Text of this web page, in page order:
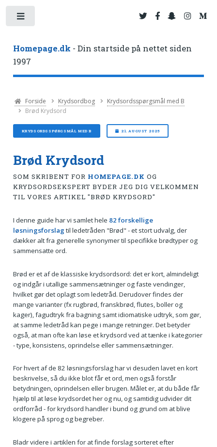
Homepage.dk - Din startside på nettet siden
1997
Forside Krydsordbog
Krydsordsspørgsmål med B
Brød Krydsord
KRYDSORDSSPØRGSMÅL MED B 21. AUGUST 2025
Brød Krydsord
SOM SKRIBENT FOR HOMEPAGE.DK OG
KRYDSORDSEKSPERT BYDER JEG DIG VELKOMMEN
TIL VORES ARTIKEL "BRØD KRYDSORD"
I denne guide har vi samlet hele 82 forskellige
løsningsforslag til ledetråden "Brød" - et stort udvalg, der
dækker alt fra generelle synonymer til specifikke brødtyper og
sammensatte ord.
Brød er et af de klassiske krydsordsord: det er kort, almindeligt
og indgår i utallige sammensætninger og faste vendinger,
hvilket gør det oplagt som ledetråd. Derudover findes der
mange varianter (fx rugbrød, franskbrød, flutes, boller og
kager), fagudtryk fra bagning samt idiomatiske udtryk, som gør,
at samme ledetråd kan pege i mange retninger. Det betyder
også, at man ofte kan løse et krydsord ved at tænke i kategorier
- type, konsistens, oprindelse eller sammensætninger.
For hvert af de 82 løsningsforslag har vi desuden lavet en kort
beskrivelse, så du ikke blot får et ord, men også forstår
betydningen, oprindelsen eller brugen. Målet er, at du både får
hjælp til at løse krydsordet her og nu, og samtidig udvider dit
ordforråd - for krydsord handler i bund og grund om at blive
klogere på sprog og begreber.
Bladr videre i artiklen for at finde forslag sorteret efter